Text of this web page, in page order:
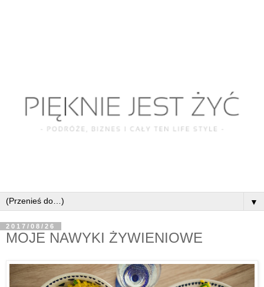
▼
2017/08/26
MOJE NAWYKI ŻYWIENIOWE